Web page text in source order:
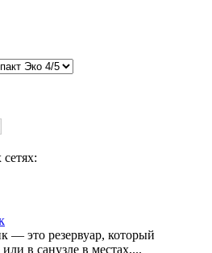
— это резервуар, который
в санузле в местах,...